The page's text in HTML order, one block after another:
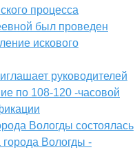
процесса
был проведен
искового
руководителей
по 108-120 -часовой
Вологды состоялась
Вологды -